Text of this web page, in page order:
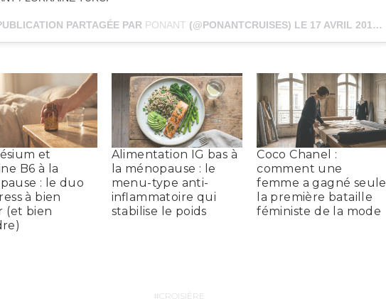
PARTAGÉE PAR PONANT (@PONANTCRUISES) LE 17 AVRIL 2018 À 9 :23 PDT
et
B6 à la
: le duo
à bien
(et bien
Alimentation IG bas à
la ménopause : le
menu-type anti-
inflammatoire qui
stabilise le poids
Coco Chanel :
comment une
femme a gagné seule
la première bataille
féministe de la mode
CROISIÈRE